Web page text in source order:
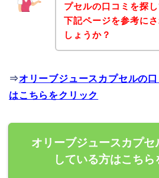
プセルの口コミを探
下記ページを参考に
しょうか？
⇒オリーブジュースカプセルの
はこちらをクリック
オリーブジュースカプセ
している方はこちら